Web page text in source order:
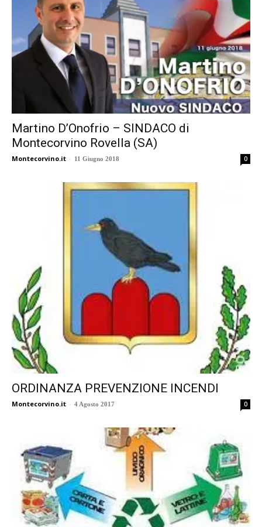
Martino D’Onofrio – SINDACO di
Montecorvino Rovella (SA)
Montecorvino.it - 11 Giugno 2018 0
ORDINANZA PREVENZIONE INCENDI
Montecorvino.it - 4 Agosto 2017 0